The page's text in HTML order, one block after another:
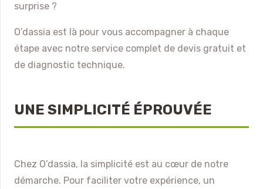
surprise ?
O’dassia est là pour vous accompagner à chaque
étape avec notre service complet de devis gratuit et
de diagnostic technique.
UNE SIMPLICITÉ ÉPROUVÉE
Chez O’dassia, la simplicité est au cœur de notre
démarche. Pour faciliter votre expérience, un